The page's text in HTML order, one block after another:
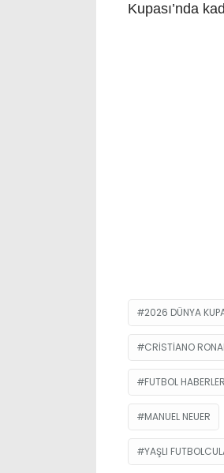
Kupası’nda
2026 DÜNYA
CRISTIANO
FUTBOL
MANUEL NEUER
YAŞLI